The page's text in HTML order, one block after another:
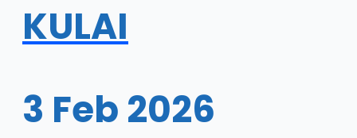
KULAI
3 Feb 2026